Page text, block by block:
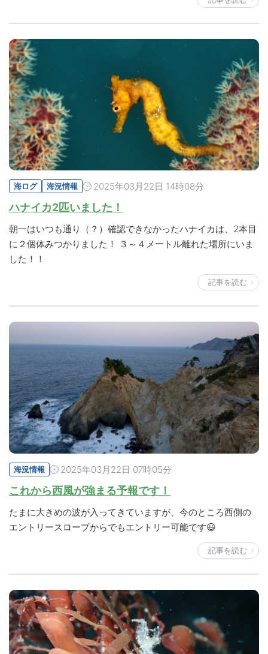
海ログ 海況情報 2025年03月22日 14時08分
ハナイカ2匹いました！
朝一はいつも通り（？）確認できなかったハナイカは、2本目
に２個体みつかりました！ ３～４メートル離れた場所にいま
した！！
記事を読む
海況情報 2025年03月22日 07時05分
これから西風が強まる予報です！
たまに大きめの波が入ってきていますが、今のところ西側の
エントリースロープからでもエントリー可能です😃
記事を読む